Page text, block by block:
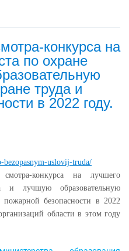
конкурса на
по охране
труда и
в 2022 году.
bezopasnym-uslovij-truda/
конкурса на лучшего
и лучшую образовательную
безопасности в 2022
области в этом году